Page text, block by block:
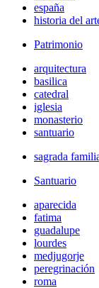
españa
historia del
Patrimonio
arquitectura
basilica
catedral
iglesia
monasterio
santuario
sagrada
Santuario
aparecida
fatima
guadalupe
lourdes
medjugorje
peregrinación
roma